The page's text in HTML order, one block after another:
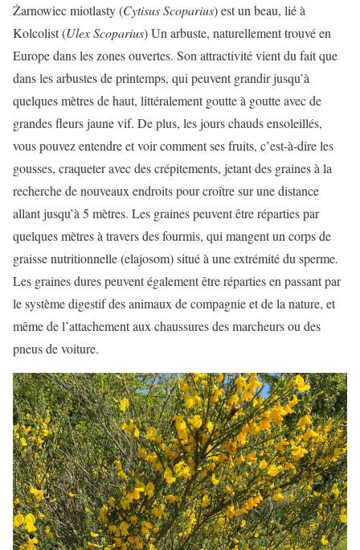
Żarnowiec miotlasty (Cytisus Scoparius) est un beau, lié à
Kolcolist (Ulex Scoparius) Un arbuste, naturellement trouvé en
Europe dans les zones ouvertes. Son attractivité vient du fait que
dans les arbustes de printemps, qui peuvent grandir jusqu’à
quelques mètres de haut, littéralement goutte à goutte avec de
grandes fleurs jaune vif. De plus, les jours chauds ensoleillés,
vous pouvez entendre et voir comment ses fruits, c’est-à-dire les
gousses, craqueter avec des crépitements, jetant des graines à la
recherche de nouveaux endroits pour croître sur une distance
allant jusqu’à 5 mètres. Les graines peuvent être réparties par
quelques mètres à travers des fourmis, qui mangent un corps de
graisse nutritionnelle (elajosom) situé à une extrémité du sperme.
Les graines dures peuvent également être réparties en passant par
le système digestif des animaux de compagnie et de la nature, et
même de l’attachement aux chaussures des marcheurs ou des
pneus de voiture.